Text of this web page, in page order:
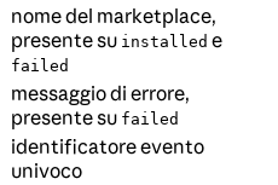
nome del marketplace,
presente su installed e
failed
messaggio di errore,
presente su failed
identificatore evento
univoco